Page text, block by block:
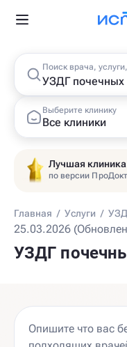
Поиск врача,
Выберите клинику
Все клиники
Лучшая
по версии
Главная / Услуги /
25.03.2026
УЗДГ